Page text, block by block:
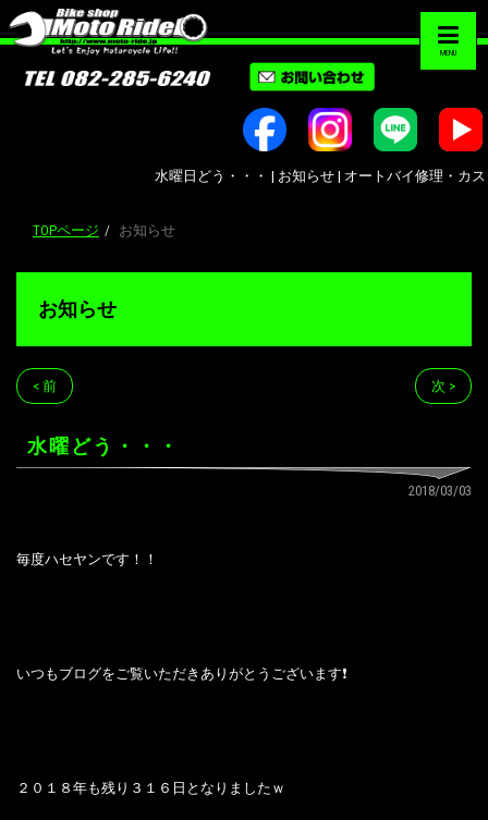
MENU
水曜日どう・・・ | お知らせ | オートバイ修理・カス
TOPページ お知らせ
お知らせ
< 前 次 >
水曜どう・・・
2018/03/03
毎度ハセヤンです！！
いつもブログをご覧いただきありがとうございます❗
２０１８年も残り３１６日となりましたｗ